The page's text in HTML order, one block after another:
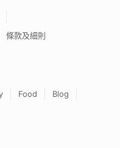
條款及細則
Food
Blog